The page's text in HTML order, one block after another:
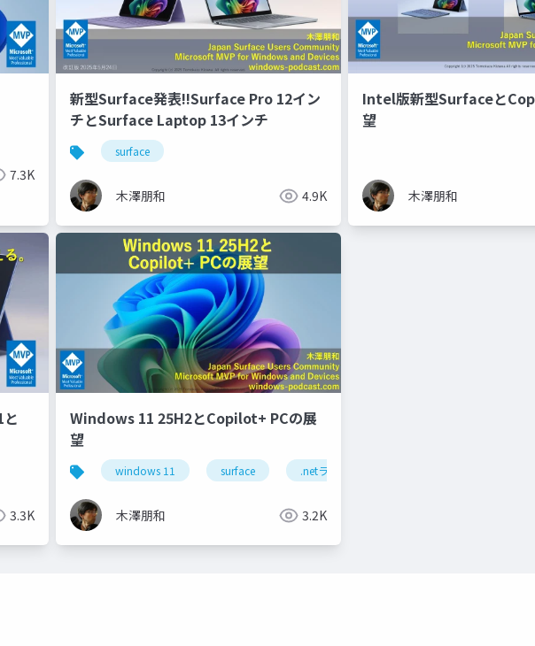
7.3K
新型Surface発表!!Surface Pro 12イン
チとSurface Laptop 13インチ
surface
木澤朋和 4.9K
Intel版新型Surfaceと
望
木澤朋和
3.3K
Windows 11 25H2とCopilot+ PCの展
望
windows 11 surface .netラボ
木澤朋和 3.2K